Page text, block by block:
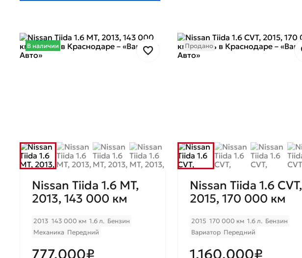
В наличии
Nissan Tiida 1.6 МТ,
2013, 143 000 км
2013 143 000 км 1.6 л. Бензин
Механика Передний
777.000₽
Продано
Nissan Tiida 1.6 CVT,
2015, 170 000 км
2015 170 000 км 1.6 л. Бензин
Вариатор Передний
1.160.000₽